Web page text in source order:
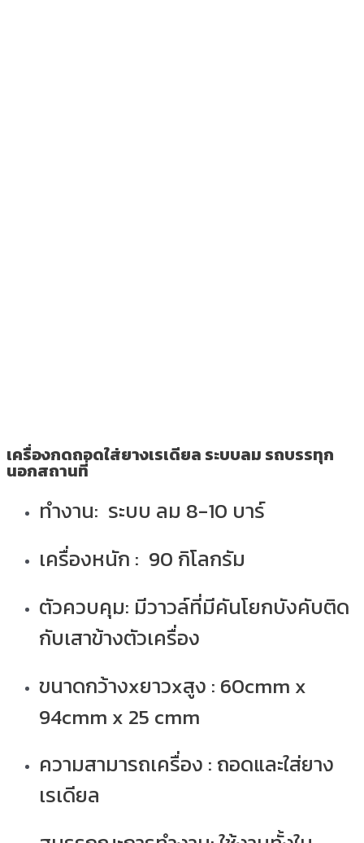
เครื่องกดถอดใส่ยางเรเดียล ระบบลม รถบรรทุก
นอกสถานที่
ทำงาน: ระบบ ลม 8-10 บาร์
เครื่องหนัก : 90 กิโลกรัม
ตัวควบคุม: มีวาวล์ที่มีคันโยกบังคับติด
กับเสาข้างตัวเครื่อง
ขนาดกว้างxยาวxสูง : 60cmm x
94cmm x 25 cmm
ความสามารถเครื่อง : ถอดและใส่ยาง
เรเดียล